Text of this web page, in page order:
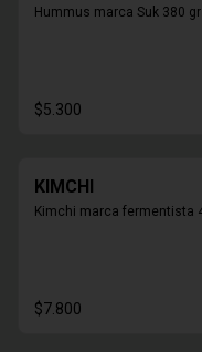
Hummus marca Suk 380
$5.300
KIMCHI
Kimchi marca fermentista
$7.800